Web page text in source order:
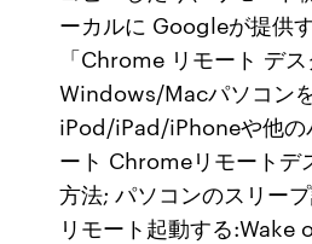
ーカルに Googleが提供
「Chrome リモート デス
Windows/Macパソコンを
iPod/iPad/iPhoneや他の
ート Chromeリモートデ
方法; パソコンのスリー
リモート起動する:Wake